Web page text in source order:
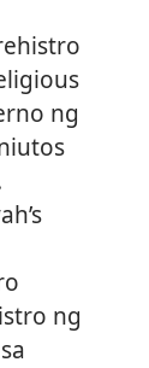
ng
ng